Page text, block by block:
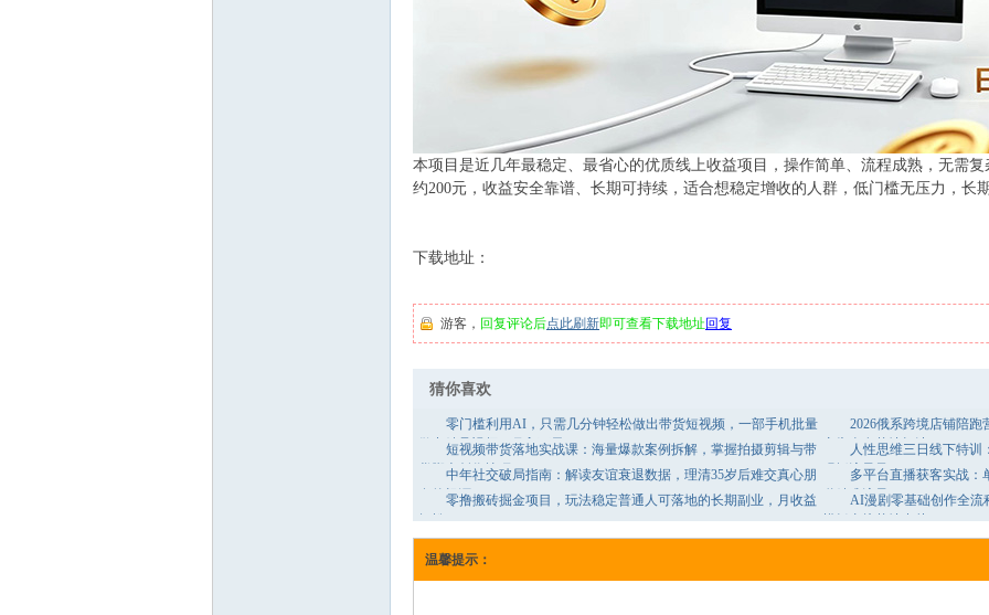
本项目是近几年最稳定、最省心的优质线上收益项目，操作简单、流程成熟，无需
约200元，收益安全靠谱、长期可持续，适合想稳定增收的人群，低门槛无压力，长
下载地址：
游客， 回复评论后点此刷新即可查看下载地址 回复
猜你喜欢
零门槛利用AI，只需几分钟轻松做出带货短视频，一部手机批量
做出精品视频，月入万元
2026俄系跨境店铺陪
广告全套落地打法
短视频带货落地实战课：海量爆款案例拆解，掌握拍摄剪辑与带
货脚本创作技巧
人性思维三日线下特
现抓流量风口
中年社交破局指南：解读友谊衰退数据，理清35岁后难交真心朋
友的根源
多平台直播获客实战：
道精准流量
零撸搬砖掘金项目，玩法稳定普通人可落地的长期副业，月收益
轻松10000+
AI漫剧零基础创作全流
模板直接落地出片
温馨提示：